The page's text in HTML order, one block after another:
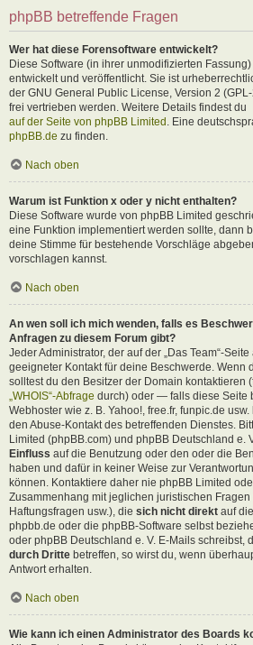
phpBB betreffende Fragen
Wer hat diese Forensoftware entwickelt?
Diese Software (in ihrer unmodifizierten
entwickelt und veröffentlicht. Sie ist
der GNU General Public License, Version 2
frei vertrieben werden. Weitere Details findest du
auf der Seite von phpBB Limited . Eine
phpBB.de zu finden.
Nach oben
Warum ist Funktion x oder y nicht enthalten?
Diese Software wurde von phpBB Limited
eine Funktion implementiert werden sollte, dann
deine Stimme für bestehende Vorschläge
vorschlagen kannst.
Nach oben
An wen soll ich mich wenden, falls es
Anfragen zu diesem Forum gibt?
Jeder Administrator, der auf der „Das Team“-
geeigneter Kontakt für deine Beschwerde. Wenn
solltest du den Besitzer der Domain kontaktieren
„WHOIS“-Abfrage durch) oder — falls diese Seite
Webhoster wie z. B. Yahoo!, free.fr, funpic.de
den Abuse-Kontakt des betreffenden Dienstes.
Limited (phpBB.com) und phpBB Deutschland e.
Einfluss auf die Benutzung oder den oder die
haben und dafür in keiner Weise zur
können. Kontaktiere daher nie phpBB Limited
Zusammenhang mit jeglichen juristischen
Haftungsfragen usw.), die sich nicht direkt auf
phpbb.de oder die phpBB-Software selbst
oder phpBB Deutschland e. V. E-Mails schreibst,
durch Dritte betreffen, so wirst du, wenn
Antwort erhalten.
Nach oben
Wie kann ich einen Administrator des Boards